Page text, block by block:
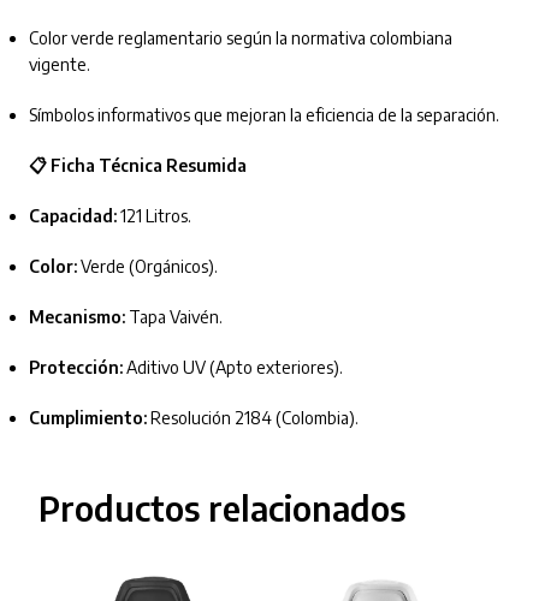
Color verde reglamentario según la normativa colombiana
vigente.
Símbolos informativos que mejoran la eficiencia de la separación.
📋 Ficha Técnica Resumida
Capacidad:121 Litros.
Color:Verde (Orgánicos).
Mecanismo:Tapa Vaivén.
Protección:Aditivo UV (Apto exteriores).
Cumplimiento:Resolución 2184 (Colombia).
Productos relacionados